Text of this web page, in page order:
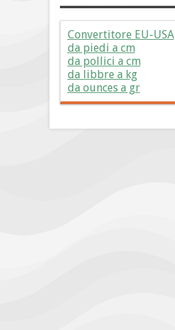
Convertitore EU-USA
da piedi a cm
da pollici a cm
da libbre a kg
da ounces a gr